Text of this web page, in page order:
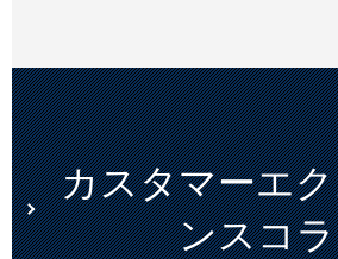
カスタマーエ
ンスコ